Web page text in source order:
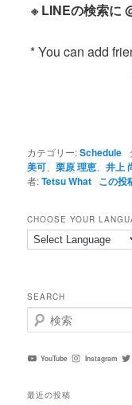
※ LINEの検索に
* You can add
カテゴリー:Schedule
美可 、栗原 理恵 、井上
者:Tetsu What この投
CHOOSE YOUR
SEARCH
検
索
YouTube Instagram
最近の投稿